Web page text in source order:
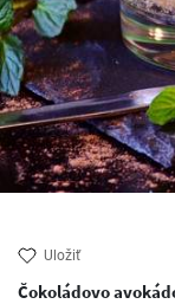
Uložiť
Čokoládovo